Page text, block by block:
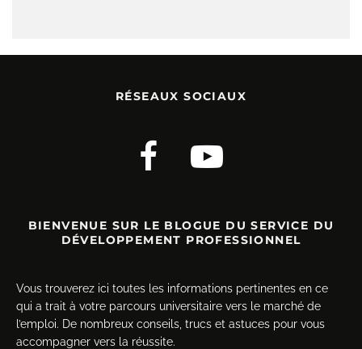
RÉSEAUX SOCIAUX
BIENVENUE SUR LE BLOGUE DU SERVICE DU
DÉVELOPPEMENT PROFESSIONNEL
Vous trouverez ici toutes les informations pertinentes en ce
qui a trait à votre parcours universitaire vers le marché de
l’emploi. De nombreux conseils, trucs et astuces pour vous
accompagner vers la réussite.